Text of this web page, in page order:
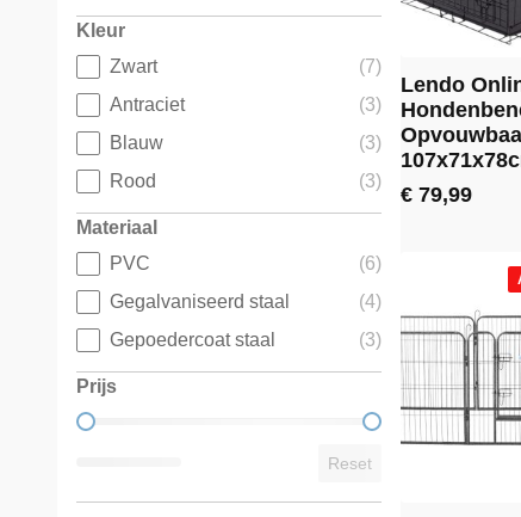
Kleur
KleurZwart
(7)
Antraciet
(3)
Blauw
(3)
Rood
(3)
Materiaal
Materiaal
PVC
(6)
Gegalvaniseerd staal
(4)
Gepoedercoat staal
(3)
Prijs
Prijs
Reset
Lendo
€ 79,99